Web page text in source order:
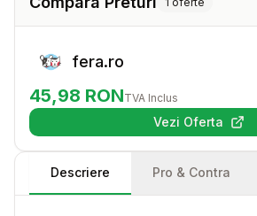
fera.ro
45,98 RONTVA Inclus
Vezi Oferta
(se
Descriere Pro & Contra